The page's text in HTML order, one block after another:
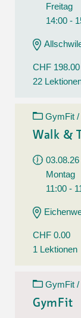
Freitag
14:00 -
CHF 198.00
22
GymFit /
Walk &
Montag
11:00 -
CHF 0.00
1 Lektionen
GymFit /
GymFit